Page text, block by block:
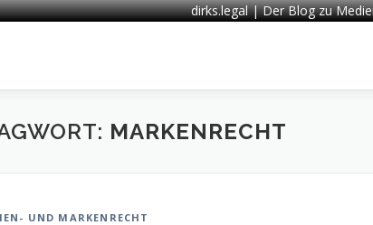
dirks.legal | Der Blog zu
MARKENRECHT
UND MARKENRECHT